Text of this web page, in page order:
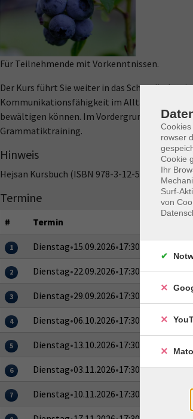
Für Teilnehmende mit Vorkenntnissen.
Der Kurs führt Sie weiter in das Schwedische
Kommunikationsfähigkeit im Alltag. Ziel ist
bewältigen können. Im Vordergrund stehen
Grammatiktraining.
Hinweis
Hejsan Kursbuch (ISBN 978-3-12-528000-7)
Termine
# Termin
1 Dienstag•15.09.2026•17:30–19:00 Uhr
2 Dienstag•22.09.2026•17:30–19:00 Uhr
3 Dienstag•29.09.2026•17:30–19:00 Uhr
4 Dienstag•06.10.2026•17:30–19:00 Uhr
5 Dienstag•13.10.2026•17:30–19:00 Uhr
6 Dienstag•03.11.2026•17:30–19:00 Uhr
7 Dienstag•10.11.2026•17:30–19:00 Uhr
rowser
Cookie
Ihr
Surf-
von